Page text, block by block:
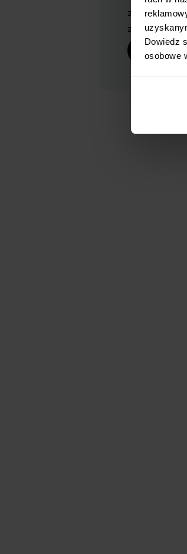
Dowiedz
osobowe
zdrowo, bez
z pomocą